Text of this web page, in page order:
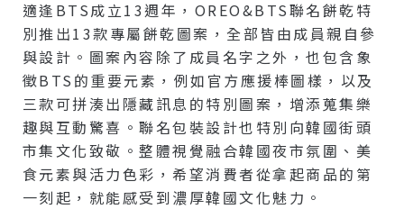
適逢BTS成立13週年，OREO&BTS聯名餅乾特
別推出13款專屬餅乾圖案，全部皆由成員親自參
與設計。圖案內容除了成員名字之外，也包含象
徵BTS的重要元素，例如官方應援棒圖樣，以及
三款可拼湊出隱藏訊息的特別圖案，增添蒐集樂
趣與互動驚喜。聯名包裝設計也特別向韓國街頭
市集文化致敬。整體視覺融合韓國夜市氛圍、美
食元素與活力色彩，希望消費者從拿起商品的第
一刻起，就能感受到濃厚韓國文化魅力。